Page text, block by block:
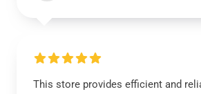
This store provides efficient and